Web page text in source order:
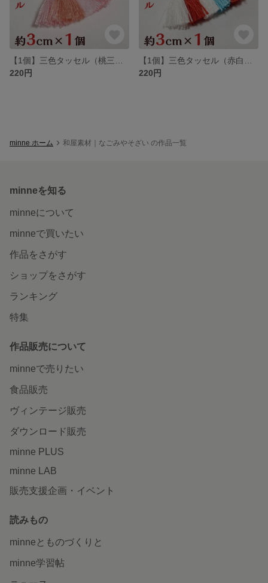
220円
220円
minne ホーム 和屋素材｜なごみやそざい の作品一覧
minneを知る
minneについて
minneで買いたい
作品をさがす
ショップをさがす
ランキング
特集
作品販売について
minneで売りたい
食品販売
ヴィンテージ販売
ダウンロード販売
minne PLUS
minne LAB
販売支援企画・イベント
読みもの
minneとものづくりと
minne学習帖